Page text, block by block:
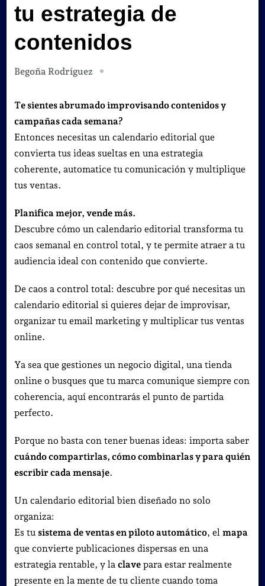
tu estrategia de
contenidos
Begoña Rodríguez
Te sientes abrumado improvisando contenidos y
campañas cada semana?
Entonces necesitas un calendario editorial que
convierta tus ideas sueltas en una estrategia
coherente, automatice tu comunicación y multiplique
tus ventas.
Planifica mejor, vende más.
Descubre cómo un calendario editorial transforma tu
caos semanal en control total, y te permite atraer a tu
audiencia ideal con contenido que convierte.
De caos a control total: descubre por qué necesitas un
calendario editorial si quieres dejar de improvisar,
organizar tu email marketing y multiplicar tus ventas
online.
Ya sea que gestiones un negocio digital, una tienda
online o busques que tu marca comunique siempre con
coherencia, aquí encontrarás el punto de partida
perfecto.
Porque no basta con tener buenas ideas: importa saber
cuándo compartirlas, cómo combinarlas y para quién
escribir cada mensaje.
Un calendario editorial bien diseñado no solo
organiza:
Es tu sistema de ventas en piloto automático, el mapa
que convierte publicaciones dispersas en una
estrategia rentable, y la clavepara estar realmente
presente en la mente de tu cliente cuando toma